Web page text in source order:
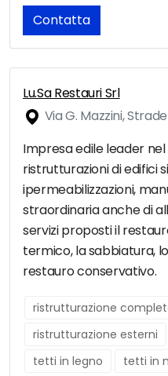
Contatta
Lu.Sa Restauri Srl
Via G. Mazzini,
Impresa edile leader
ristrutturazioni di edifici
ipermeabilizzazioni,
straordinaria anche di
servizi proposti il
termico, la sabbiatura,
restauro conservativo.
ristrutturazione
ristrutturazione esterni
tetti in legno
tetti in